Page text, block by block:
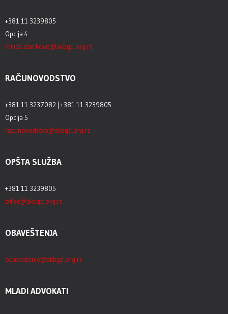
+381 11 3239805
Opcija 4
milica.stankovic@akbgd.org.rs
RAČUNOVODSTVO
+381 11 3237082 | +381 11 3239805
Opcija 5
racunovodstvo@akbgd.org.rs
OPŠTA SLUŽBA
+381 11 3239805
office@akbgd.org.rs
OBAVEŠTENJA
obavestenje@akbgd.org.rs
MLADI ADVOKATI